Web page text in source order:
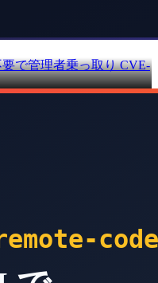
要で管理者乗っ取り CVE-